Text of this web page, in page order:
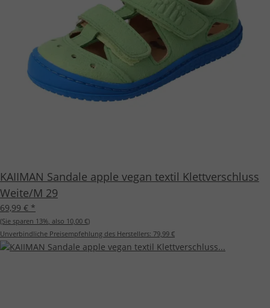
KAIIMAN Sandale apple vegan textil Klettverschluss
Weite/M 29
69,99 € *
(Sie sparen 13%, also 10,00 €)
Unverbindliche Preisempfehlung des Herstellers: 79,99 €